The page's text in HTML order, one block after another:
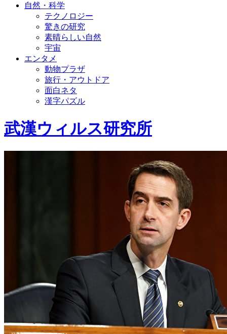
自然・科学
テクノロジー
驚きの研究
素晴らしい自然
宇宙
エンタメ
動物プラザ
旅行・アウトドア
面白ネタ
漢字パズル
武漢ウィルス研究所